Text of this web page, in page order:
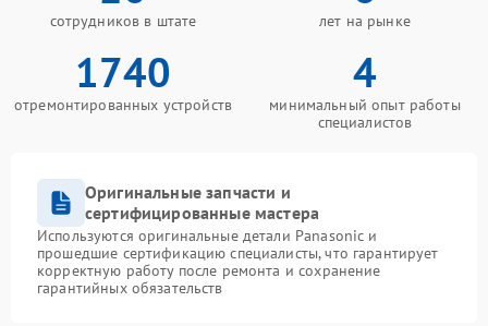
сотрудников в штате лет на рынке
1740
отремонтированных устройств
4
минимальный опыт работы
специалистов
Оригинальные запчасти и
сертифицированные мастера
Используются оригинальные детали Panasonic и
прошедшие сертификацию специалисты, что гарантирует
корректную работу после ремонта и сохранение
гарантийных обязательств